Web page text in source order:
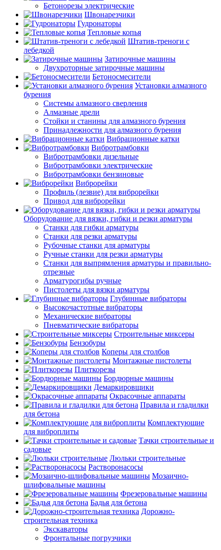
Бетонорезы электрические
Швонарезчики
Гудронаторы
Тепловые копья
Штатив-треноги с
лебедкой
Затирочные машины
Двухроторные затирочные машины
Бетоносмесители
Установки алмазного
бурения
Системы алмазного сверления
Алмазные дрели
Стойки и станины для алмазного бурения
Принадлежности для алмазного бурения
Вибрационные катки
Вибротрамбовки
Вибротрамбовки дизельные
Вибротрамбовки электрические
Вибротрамбовки бензиновые
Виброрейки
Профиль (лезвие) для виброрейки
Привод для виброрейки
Оборудование для вязки, гибки и резки арматуры
Станки для гибки арматуры
Станки для резки арматуры
Рубочные станки для арматуры
Ручные станки для резки арматуры
Станки для выпрямления арматуры и правильно-
отрезные
Арматурогибы ручные
Пистолеты для вязки арматуры
Глубинные вибраторы
Высокочастотные вибраторы
Механические вибраторы
Пневматические вибраторы
Строительные миксеры
Бензобуры
Коперы для столбов
Монтажные пистолеты
Плиткорезы
Бордюрные машины
Демаркировщики
Окрасочные аппараты
Правила и гладилки
для бетона
Комплектующие
для виброплиты
Тачки строительные и
садовые
Люльки строительные
Растворонасосы
Мозаично-
шлифовальные машины
Фрезеровальные машины
Бадья для бетона
Дорожно-
строительная техника
Экскаваторы
Фронтальные погрузчики